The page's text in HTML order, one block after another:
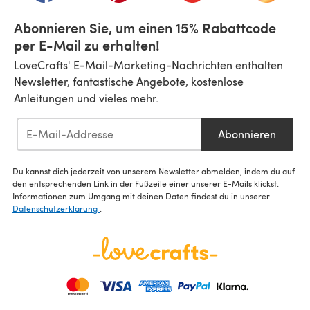
Abonnieren Sie, um einen 15% Rabattcode
per E-Mail zu erhalten!
LoveCrafts' E-Mail-Marketing-Nachrichten enthalten
Newsletter, fantastische Angebote, kostenlose
Anleitungen und vieles mehr.
Abonnieren
Du kannst dich jederzeit von unserem Newsletter abmelden, indem du auf
den entsprechenden Link in der Fußzeile einer unserer E-Mails klickst.
Informationen zum Umgang mit deinen Daten findest du in unserer
Datenschutzerklärung